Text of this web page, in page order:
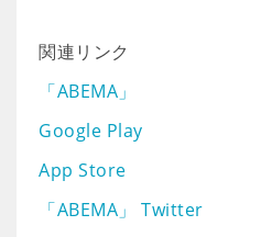
関連リンク
「ABEMA」
Google Play
App Store
「ABEMA」 Twitter